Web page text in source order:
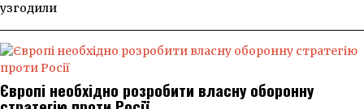
узгодили
Європі необхідно розробити власну оборонну